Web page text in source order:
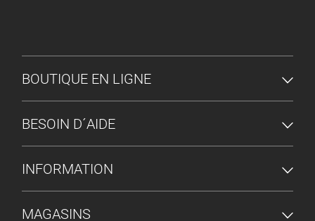
MENU DU PIED DE PAGE
BOUTIQUE EN LIGNE
BESOIN D´AIDE
INFORMATION
MAGASINS